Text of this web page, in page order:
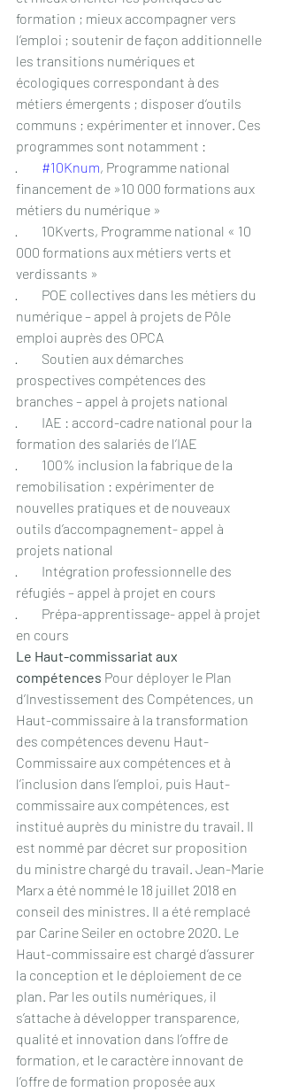
formation ; mieux accompagner vers
l’emploi ; soutenir de façon additionnelle
les transitions numériques et
écologiques correspondant à des
métiers émergents ; disposer d‘outils
communs ; expérimenter et innover. Ces
programmes sont notamment :
· #10Knum, Programme national
financement de »10 000 formations aux
métiers du numérique »
·         10Kverts, Programme national « 10
000 formations aux métiers verts et
verdissants »
·         POE collectives dans les métiers du
numérique – appel à projets de Pôle
emploi auprès des OPCA
·         Soutien aux démarches
prospectives compétences des
branches – appel à projets national
·         IAE : accord-cadre national pour la
formation des salariés de l’IAE
·         100% inclusion la fabrique de la
remobilisation : expérimenter de
nouvelles pratiques et de nouveaux
outils d’accompagnement- appel à
projets national
·         Intégration professionnelle des
réfugiés – appel à projet en cours
·         Prépa-apprentissage- appel à projet
en cours
Le Haut-commissariat aux
compétences Pour déployer le Plan
d’Investissement des Compétences, un
Haut-commissaire à la transformation
des compétences devenu Haut-
Commissaire aux compétences et à
l’inclusion dans l’emploi, puis Haut-
commissaire aux compétences, est
institué auprès du ministre du travail. Il
est nommé par décret sur proposition
du ministre chargé du travail. Jean-Marie
Marx a été nommé le 18 juillet 2018 en
conseil des ministres. Il a été remplacé
par Carine Seiler en octobre 2020. Le
Haut-commissaire est chargé d’assurer
la conception et le déploiement de ce
plan. Par les outils numériques, il
s’attache à développer transparence,
qualité et innovation dans l’offre de
formation, et le caractère innovant de
l’offre de formation proposée aux